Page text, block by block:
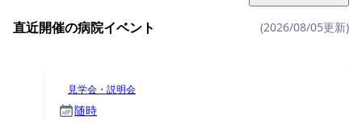
直近開催の病院イベント (2026/08/05更新)
見学会・説明会
随時